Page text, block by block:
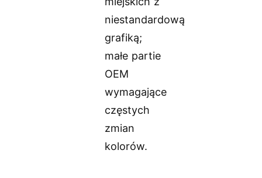
niestandardową
grafiką;
małe partie
OEM
wymagające
częstych
zmian
kolorów.